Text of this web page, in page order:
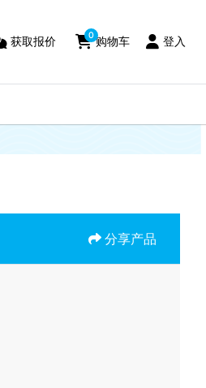
取报价
获取报价 购物车购物车
0
登入登入
分享产品